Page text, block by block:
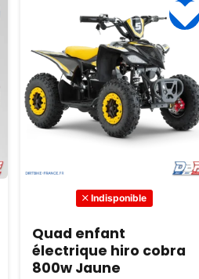
Indisponible
Quad enfant
électrique hiro cobra
800w Jaune